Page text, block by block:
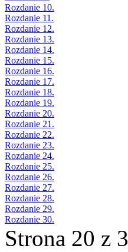
Rozdanie 10.
Rozdanie 11.
Rozdanie 12.
Rozdanie 13.
Rozdanie 14.
Rozdanie 15.
Rozdanie 16.
Rozdanie 17.
Rozdanie 18.
Rozdanie 19.
Rozdanie 20.
Rozdanie 21.
Rozdanie 22.
Rozdanie 23.
Rozdanie 24.
Rozdanie 25.
Rozdanie 26.
Rozdanie 27.
Rozdanie 28.
Rozdanie 29.
Rozdanie 30.
Strona 20 z